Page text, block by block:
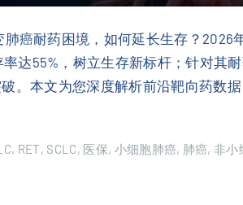
肺癌耐药困境，如何延长生存？2026
达55%，树立生存新标杆；针对其
。本文为您深度解析前沿靶向药数
RET SCLC 医保 小细胞肺癌 肺癌 非小